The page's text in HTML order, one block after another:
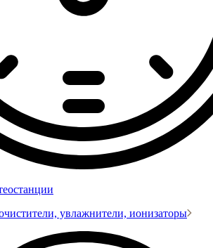
увлажнители, ионизаторы